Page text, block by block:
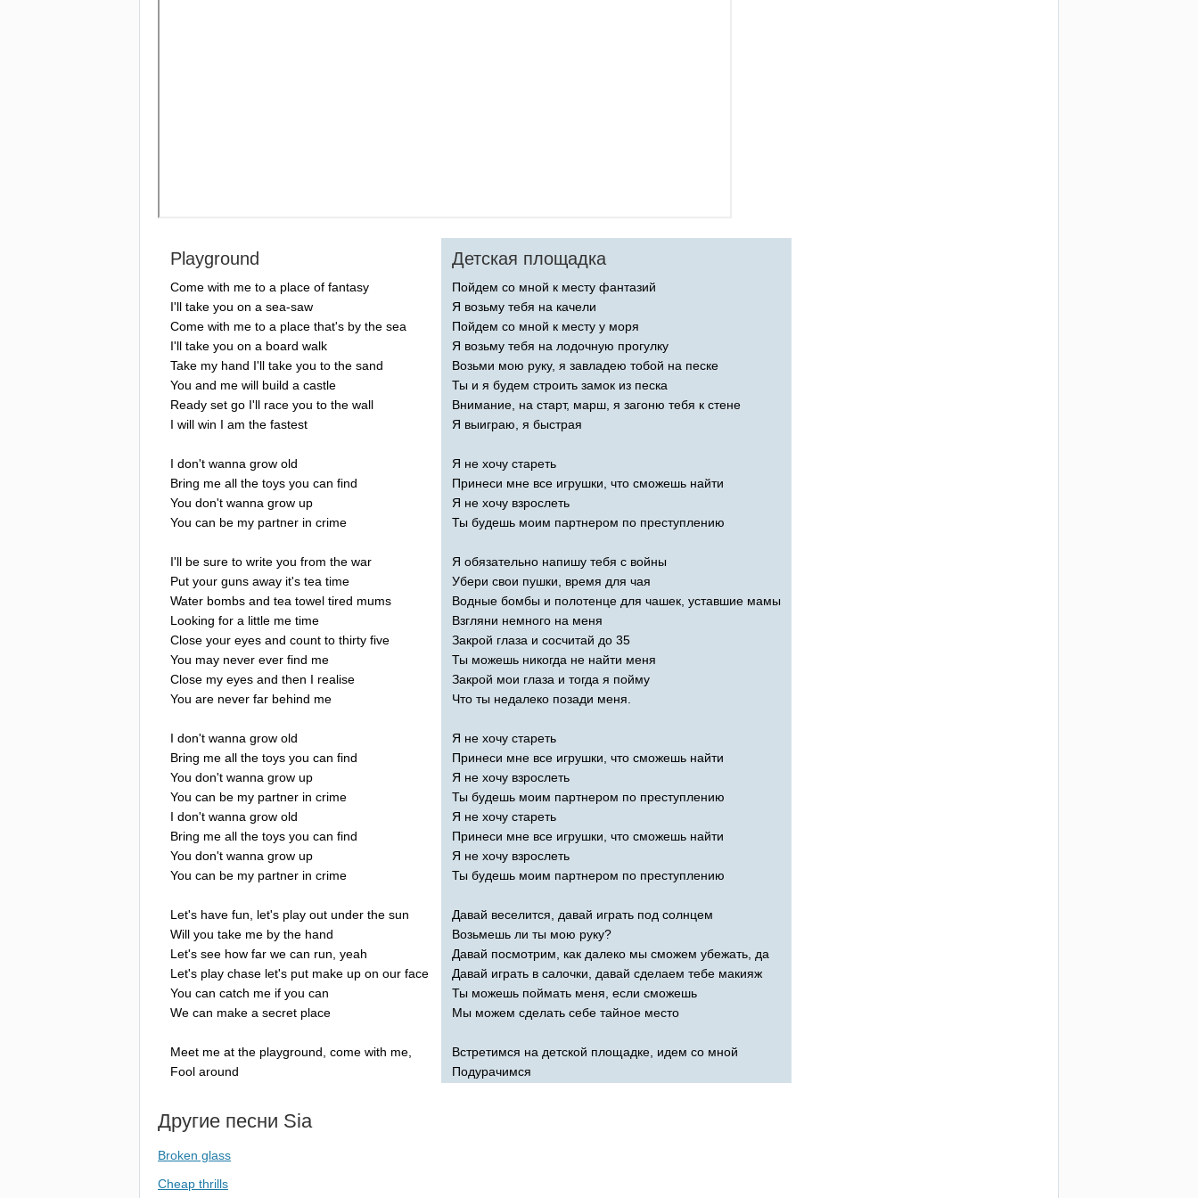
Playground
Come with me to a place of fantasy
I'll take you on a sea-saw
Come with me to a place that's by the sea
I'll take you on a board walk
Take my hand I'll take you to the sand
You and me will build a castle
Ready set go I'll race you to the wall
I will win I am the fastest
I don't wanna grow old
Bring me all the toys you can find
You don't wanna grow up
You can be my partner in crime
I'll be sure to write you from the war
Put your guns away it's tea time
Water bombs and tea towel tired mums
Looking for a little me time
Close your eyes and count to thirty five
You may never ever find me
Close my eyes and then I realise
You are never far behind me
I don't wanna grow old
Bring me all the toys you can find
You don't wanna grow up
You can be my partner in crime
I don't wanna grow old
Bring me all the toys you can find
You don't wanna grow up
You can be my partner in crime
Let's have fun let's play out under the sun
Will you take me by the hand
Let's see how far we can run yeah
Let's play chase let's put make up on our face
You can catch me if you can
We can make a secret place
Meet me at the playground come with me
Fool around
Детская площадка
Пойдем со мной к месту фантазий
Я возьму тебя на качели
Пойдем со мной к месту у моря
Я возьму тебя на лодочную прогулку
Возьми мою руку, я завладею тобой на песке
Ты и я будем строить замок из песка
Внимание, на старт, марш, я загоню тебя к стене
Я выиграю, я быстрая
Я не хочу стареть
Принеси мне все игрушки, что сможешь найти
Я не хочу взрослеть
Ты будешь моим партнером по преступлению
Я обязательно напишу тебя с войны
Убери свои пушки, время для чая
Водные бомбы и полотенце для чашек, уставшие мамы
Взгляни немного на меня
Закрой глаза и сосчитай до 35
Ты можешь никогда не найти меня
Закрой мои глаза и тогда я пойму
Что ты недалеко позади меня.
Я не хочу стареть
Принеси мне все игрушки, что сможешь найти
Я не хочу взрослеть
Ты будешь моим партнером по преступлению
Я не хочу стареть
Принеси мне все игрушки, что сможешь найти
Я не хочу взрослеть
Ты будешь моим партнером по преступлению
Давай веселится, давай играть под солнцем
Возьмешь ли ты мою руку?
Давай посмотрим, как далеко мы сможем убежать, да
Давай играть в салочки, давай сделаем тебе макияж
Ты можешь поймать меня, если сможешь
Мы можем сделать себе тайное место
Встретимся на детской площадке, идем со мной
Подурачимся
Другие песни Sia
Broken glass
Cheap thrills